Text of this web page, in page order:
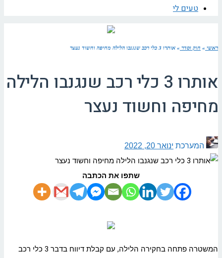
טעים לי
ראשי » חוק וסדר » אותרו 3 כלי רכב שנגנבו הלילה מחיפה וחשוד נעצר
אותרו 3 כלי רכב שנגנבו הלילה
מחיפה וחשוד נעצר
המערכת ינואר 20, 2022
שתפו את הכתבה
המשטרה פתחה בחקירה הלילה, עם קבלת דיווח בדבר 3 כלי רכב